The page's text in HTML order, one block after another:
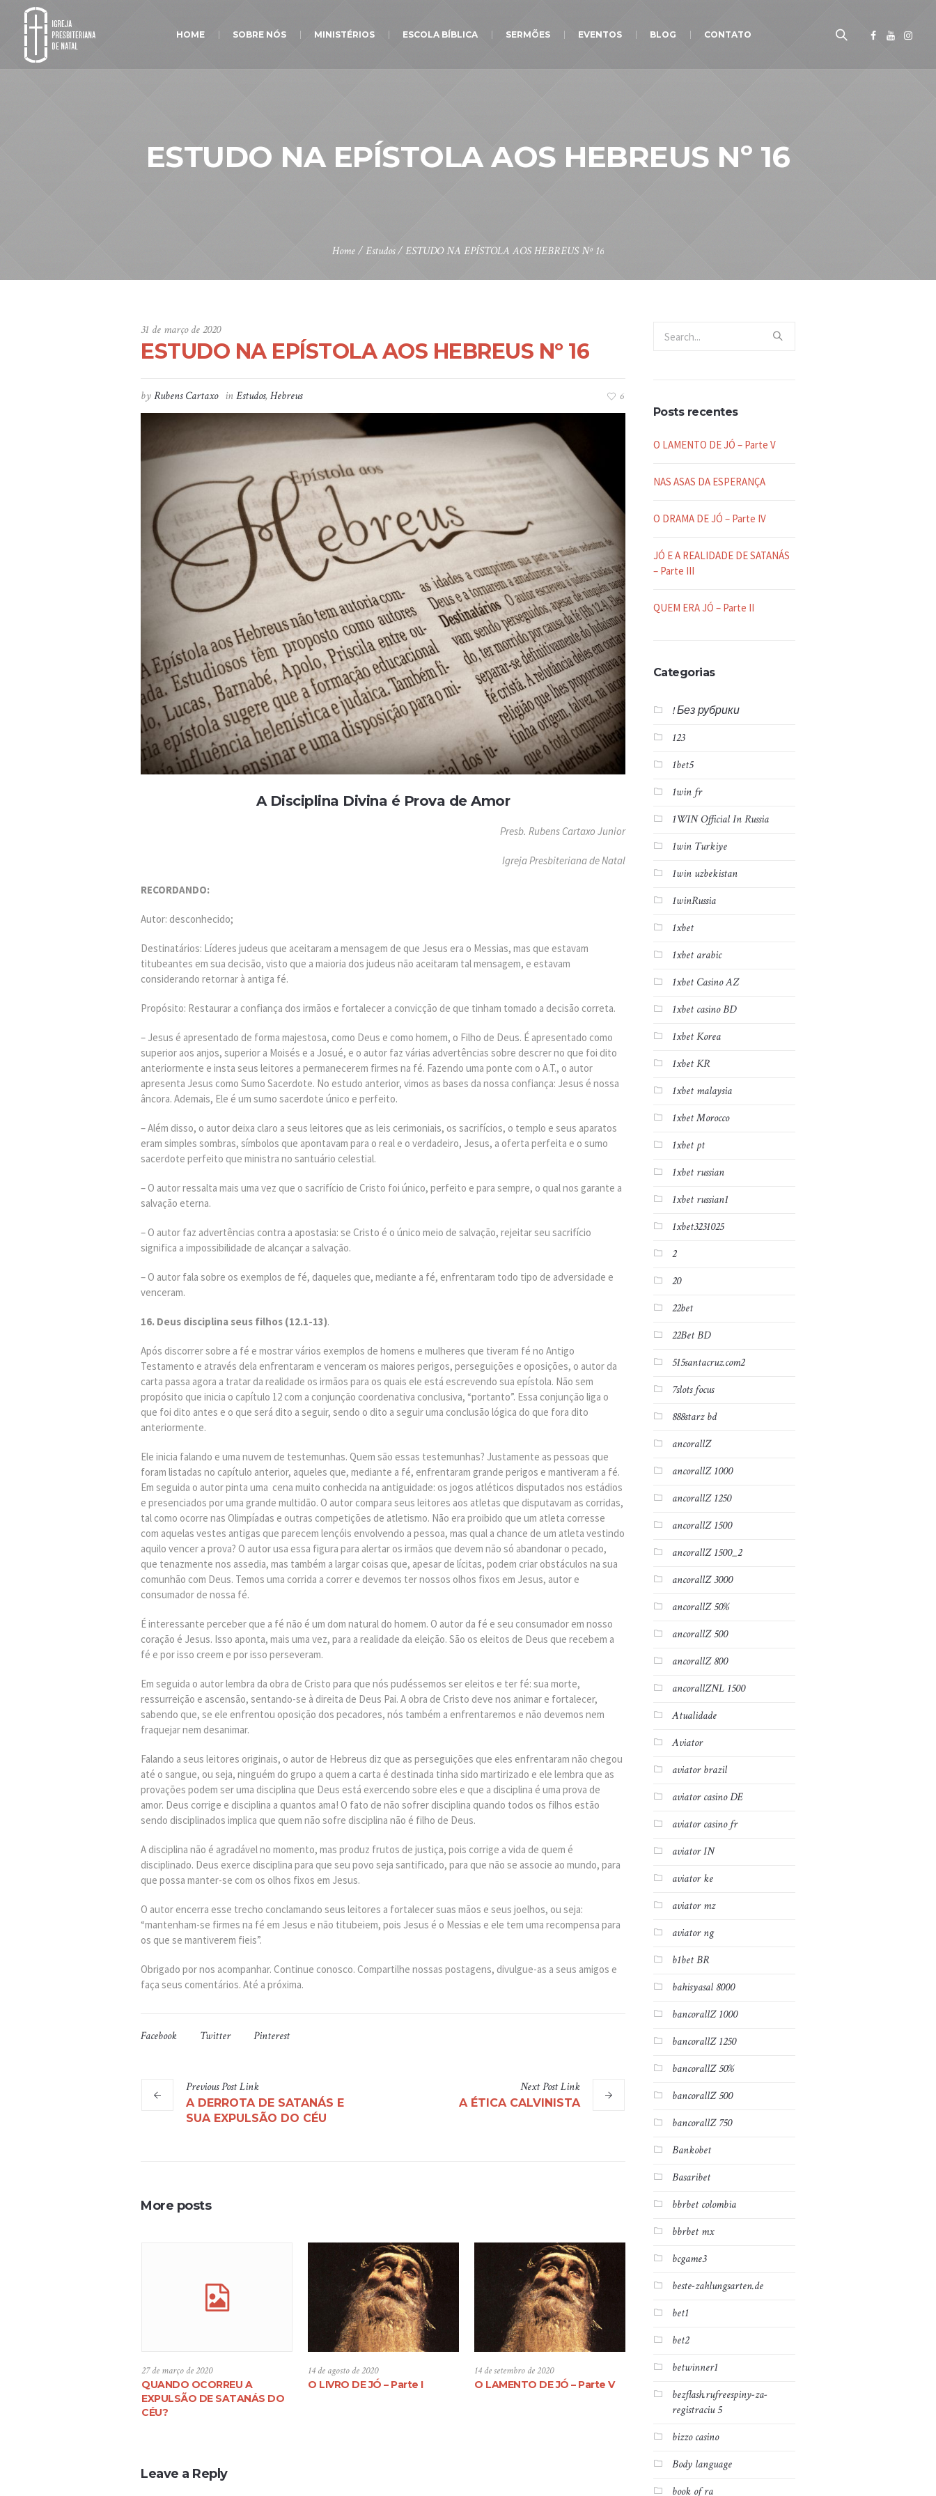
HOME SOBRE NÓS MINISTÉRIOS ESCOLA BÍBLICA SERMÕES EVENTOS BLOG CONTATO
ESTUDO NA EPÍSTOLA AOS HEBREUS Nº 16
Home/Estudos/ESTUDO NA EPÍSTOLA AOS HEBREUS Nº 16
31 de março de 2020
ESTUDO NA EPÍSTOLA AOS HEBREUS Nº 16
byRubens Cartaxo inEstudos,Hebreus 6
A Disciplina Divina é Prova de Amor
Presb. Rubens Cartaxo Junior
Igreja Presbiteriana de Natal
RECORDANDO:
Autor: desconhecido;
Destinatários: Líderes judeus que aceitaram a mensagem de que Jesus era o Messias, mas que estavam
titubeantes em sua decisão, visto que a maioria dos judeus não aceitaram tal mensagem, e estavam
considerando retornar à antiga fé.
Propósito: Restaurar a confiança dos irmãos e fortalecer a convicção de que tinham tomado a decisão correta.
– Jesus é apresentado de forma majestosa, como Deus e como homem, o Filho de Deus. É apresentado como
superior aos anjos, superior a Moisés e a Josué, e o autor faz várias advertências sobre descrer no que foi dito
anteriormente e insta seus leitores a permanecerem firmes na fé. Fazendo uma ponte com o A.T., o autor
apresenta Jesus como Sumo Sacerdote. No estudo anterior, vimos as bases da nossa confiança: Jesus é nossa
âncora. Ademais, Ele é um sumo sacerdote único e perfeito.
– Além disso, o autor deixa claro a seus leitores que as leis cerimoniais, os sacrifícios, o templo e seus aparatos
eram simples sombras, símbolos que apontavam para o real e o verdadeiro, Jesus, a oferta perfeita e o sumo
sacerdote perfeito que ministra no santuário celestial.
– O autor ressalta mais uma vez que o sacrifício de Cristo foi único, perfeito e para sempre, o qual nos garante a
salvação eterna.
– O autor faz advertências contra a apostasia: se Cristo é o único meio de salvação, rejeitar seu sacrifício
significa a impossibilidade de alcançar a salvação.
– O autor fala sobre os exemplos de fé, daqueles que, mediante a fé, enfrentaram todo tipo de adversidade e
venceram.
16. Deus disciplina seus filhos (12.1-13).
Após discorrer sobre a fé e mostrar vários exemplos de homens e mulheres que tiveram fé no Antigo
Testamento e através dela enfrentaram e venceram os maiores perigos, perseguições e oposições, o autor da
carta passa agora a tratar da realidade os irmãos para os quais ele está escrevendo sua epístola. Não sem
propósito que inicia o capítulo 12 com a conjunção coordenativa conclusiva, “portanto”. Essa conjunção liga o
que foi dito antes e o que será dito a seguir, sendo o dito a seguir uma conclusão lógica do que fora dito
anteriormente.
Ele inicia falando e uma nuvem de testemunhas. Quem são essas testemunhas? Justamente as pessoas que
foram listadas no capítulo anterior, aqueles que, mediante a fé, enfrentaram grande perigos e mantiveram a fé.
Em seguida o autor pinta uma cena muito conhecida na antiguidade: os jogos atléticos disputados nos estádios
e presenciados por uma grande multidão. O autor compara seus leitores aos atletas que disputavam as corridas,
tal como ocorre nas Olimpíadas e outras competições de atletismo. Não era proibido que um atleta corresse
com aquelas vestes antigas que parecem lençóis envolvendo a pessoa, mas qual a chance de um atleta vestindo
aquilo vencer a prova? O autor usa essa figura para alertar os irmãos que devem não só abandonar o pecado,
que tenazmente nos assedia, mas também a largar coisas que, apesar de lícitas, podem criar obstáculos na sua
comunhão com Deus. Temos uma corrida a correr e devemos ter nossos olhos fixos em Jesus, autor e
consumador de nossa fé.
É interessante perceber que a fé não é um dom natural do homem. O autor da fé e seu consumador em nosso
coração é Jesus. Isso aponta, mais uma vez, para a realidade da eleição. São os eleitos de Deus que recebem a
fé e por isso creem e por isso perseveram.
Em seguida o autor lembra da obra de Cristo para que nós pudéssemos ser eleitos e ter fé: sua morte,
ressurreição e ascensão, sentando-se à direita de Deus Pai. A obra de Cristo deve nos animar e fortalecer,
sabendo que, se ele enfrentou oposição dos pecadores, nós também a enfrentaremos e não devemos nem
fraquejar nem desanimar.
Falando a seus leitores originais, o autor de Hebreus diz que as perseguições que eles enfrentaram não chegou
até o sangue, ou seja, ninguém do grupo a quem a carta é destinada tinha sido martirizado e ele lembra que as
provações podem ser uma disciplina que Deus está exercendo sobre eles e que a disciplina é uma prova de
amor. Deus corrige e disciplina a quantos ama! O fato de não sofrer disciplina quando todos os filhos estão
sendo disciplinados implica que quem não sofre disciplina não é filho de Deus.
A disciplina não é agradável no momento, mas produz frutos de justiça, pois corrige a vida de quem é
disciplinado. Deus exerce disciplina para que seu povo seja santificado, para que não se associe ao mundo, para
que possa manter-se com os olhos fixos em Jesus.
O autor encerra esse trecho conclamando seus leitores a fortalecer suas mãos e seus joelhos, ou seja:
“mantenham-se firmes na fé em Jesus e não titubeiem, pois Jesus é o Messias e ele tem uma recompensa para
os que se mantiverem fieis”.
Obrigado por nos acompanhar. Continue conosco. Compartilhe nossas postagens, divulgue-as a seus amigos e
faça seus comentários. Até a próxima.
Facebook Twitter Pinterest
PreviousPostLink
A DERROTA DE SATANÁS E
SUA EXPULSÃO DO CÉU
NextPostLink
A ÉTICA CALVINISTA
More posts
27 de março de 2020
QUANDO OCORREU A
EXPULSÃO DE SATANÁS DO
CÉU?
14 de agosto de 2020
O LIVRO DE JÓ – Parte I
14 de setembro de 2020
O LAMENTO DE JÓ – Parte V
Leave a Reply
Posts recentes
O LAMENTO DE JÓ – Parte V
NAS ASAS DA ESPERANÇA
O DRAMA DE JÓ – Parte IV
JÓ E A REALIDADE DE SATANÁS
– Parte III
QUEM ERA JÓ – Parte II
Categorias
! Без рубрики
123
1bet5
1win fr
1WIN Official In Russia
1win Turkiye
1win uzbekistan
1winRussia
1xbet
1xbet arabic
1xbet Casino AZ
1xbet casino BD
1xbet Korea
1xbet KR
1xbet malaysia
1xbet Morocco
1xbet pt
1xbet russian
1xbet russian1
1xbet3231025
2
20
22bet
22Bet BD
515santacruz.com2
7slots focus
888starz bd
ancorallZ
ancorallZ 1000
ancorallZ 1250
ancorallZ 1500
ancorallZ 1500_2
ancorallZ 3000
ancorallZ 50%
ancorallZ 500
ancorallZ 800
ancorallZNL 1500
Atualidade
Aviator
aviator brazil
aviator casino DE
aviator casino fr
aviator IN
aviator ke
aviator mz
aviator ng
b1bet BR
bahisyasal 8000
bancorallZ 1000
bancorallZ 1250
bancorallZ 50%
bancorallZ 500
bancorallZ 750
Bankobet
Basaribet
bbrbet colombia
bbrbet mx
bcgame3
beste-zahlungsarten.de
bet1
bet2
betwinner1
bezflash.rufreespiny-za-
registraciu 5
bizzo casino
Body language
book of ra